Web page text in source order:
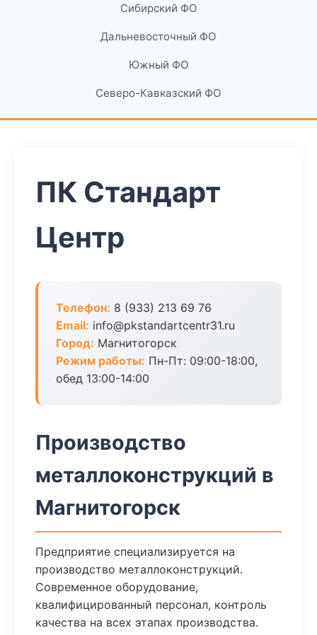
Сибирский ФО
Дальневосточный ФО
Южный ФО
Северо-Кавказский ФО
ПК Стандарт
Центр
Телефон: 8 (933) 213 69 76
Email: info@pkstandartcentr31.ru
Город: Магнитогорск
Режим работы: Пн-Пт: 09:00-18:00,
обед 13:00-14:00
Производство
металлоконструкций в
Магнитогорск
Предприятие специализируется на
производство металлоконструкций.
Современное оборудование,
квалифицированный персонал, контроль
качества на всех этапах производства.